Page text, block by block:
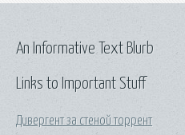
Links to Important Stuff
Дивергент за стеной торрент
An Informative Text Blurb